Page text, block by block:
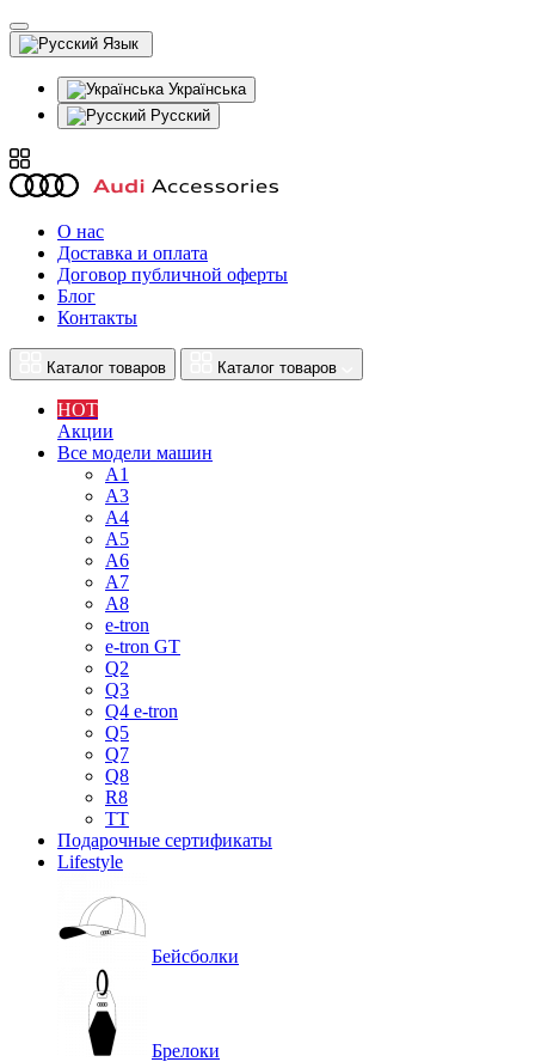
Язык
Українська
Русский
О нас
Доставка и оплата
Договор публичной оферты
Блог
Контакты
Каталог товаров Каталог товаров
HOT
Акции
Все модели машин
A1
A3
A4
A5
A6
A7
A8
e-tron
e-tron GT
Q2
Q3
Q4 e-tron
Q5
Q7
Q8
R8
TT
Подарочные сертификаты
Lifestyle
Бейсболки
Брелоки